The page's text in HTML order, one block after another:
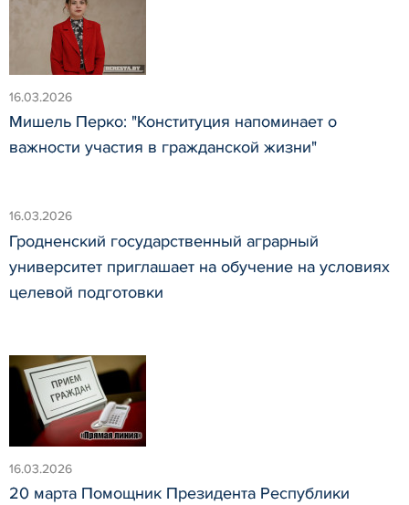
16.03.2026
Мишель Перко: "Конституция напоминает о
важности участия в гражданской жизни"
16.03.2026
Гродненский государственный аграрный
университет приглашает на обучение на условиях
целевой подготовки
16.03.2026
20 марта Помощник Президента Республики